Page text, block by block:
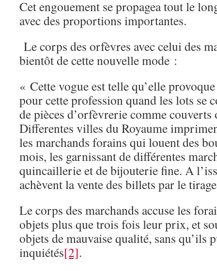
Cet engouement se propagea tout le
avec des proportions importantes.
Le corps des orfèvres avec celui des
bientôt de cette nouvelle mode :
« Cette vogue est telle qu’elle
pour cette profession quand les lots se
de pièces d’orfèvrerie comme
Differentes villes du Royaume
les marchands forains qui louent des
mois, les garnissant de différentes
quincaillerie et de bijouterie fine. A
achèvent la vente des billets par le
Le corps des marchands accuse les
objets plus que trois fois leur prix, et
objets de mauvaise qualité, sans qu’ils
inquiétés[2].